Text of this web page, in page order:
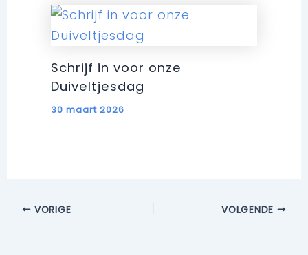
Schrijf in voor onze
Duiveltjesdag
30 maart 2026
VORIGE VOLGENDE